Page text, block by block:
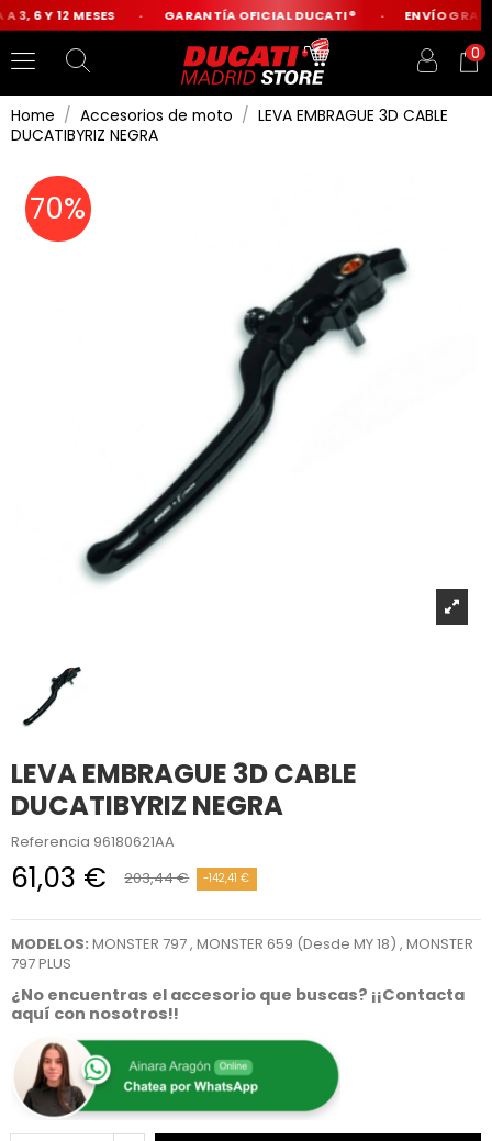
3, 6 Y 12 MESES GARANTÍA OFICIAL DUCATI® ENVÍO
0
Home Accesorios de moto
LEVA EMBRAGUE 3D CABLE
DUCATIBYRIZ NEGRA
70%
LEVA EMBRAGUE 3D CABLE
DUCATIBYRIZ NEGRA
Referencia 96180621AA
61,03 € 203,44 € -142,41 €
MODELOS: MONSTER 797 , MONSTER 659 (Desde MY 18) , MONSTER
797 PLUS
¿No encuentras el accesorio que buscas? ¡¡Contacta
aquí con nosotros!!